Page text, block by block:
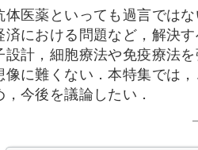
医薬といっても過言では
における問題など，解決
計，細胞療法や免疫療法
に難くない．本特集では
今後を議論したい．